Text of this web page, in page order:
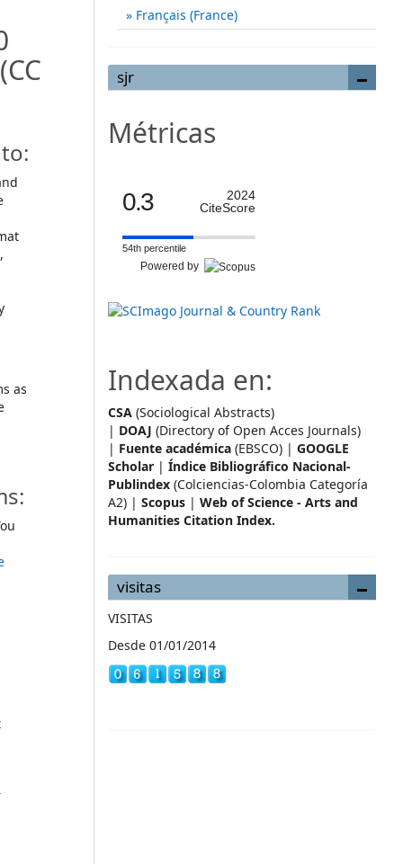
(CC
as
Français (France)
sjr
Métricas
0.3
2024
CiteScore
54th percentile
Powered by
Indexada en:
CSA (Sociological Abstracts)
| DOAJ (Directory of Open Acces Journals)
| Fuente académica (EBSCO) | GOOGLE
Scholar| Índice Bibliográfico Nacional-
Publindex (Colciencias-Colombia Categoría
A2) | Scopus | Web of Science - Arts and
Humanities Citation Index.
visitas
VISITAS
Desde 01/01/2014